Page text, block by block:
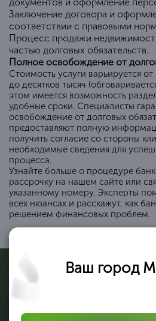
Заключение договора и
соответствии с правовыми
Процесс продажи
частью долговых обязательств.
Полное освобождение от
Стоимость услуги варьируется
до десятков тысяч
этом имеется возможность
удобные сроки. Специалисты
освобождение от долговых
предоставляют полную
получить согласие со стороны
необходимые сведения для
процесса.
Узнайте больше о процедуре
рассрочку на нашем сайте или
указанному номеру. Эксперты
всех нюансах и расскажут, как
решением финансовых проблем.
Ваш город